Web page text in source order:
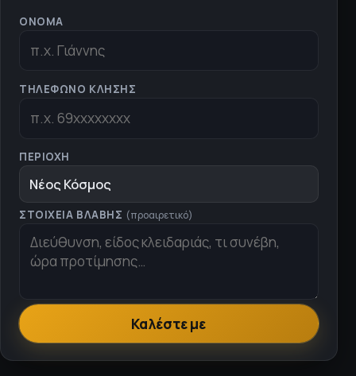
ΌΝΟΜΑ
ΤΗΛΈΦΩΝΟ ΚΛΉΣΗΣ
ΠΕΡΙΟΧΉ
Νέος Κόσμος
ΣΤΟΙΧΕΊΑ ΒΛΆΒΗΣ (προαιρετικό)
Καλέστε με